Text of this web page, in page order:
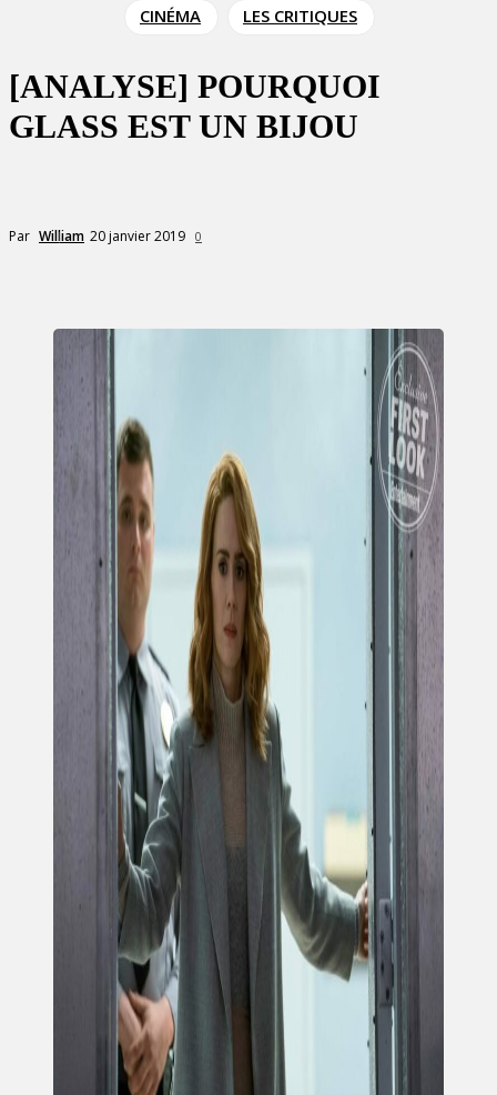
CINÉMA LES CRITIQUES
[ANALYSE] POURQUOI
GLASS EST UN BIJOU
Par William 20 janvier 2019 0